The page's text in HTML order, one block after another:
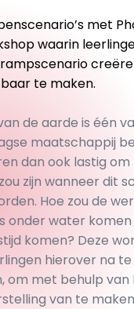
met
waarin
te maken.
de aarde is één
maatschappij
dan ook lastig
zijn wanneer dit
Hoe zou de
onder water
komen? Deze
hierover na
om met behulp van
van te